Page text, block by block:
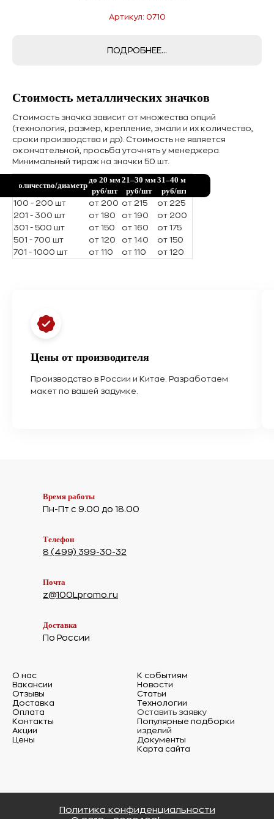
Артикул: 0710
ПОДРОБНЕЕ...
Стоимость металлических значков
Стоимость значка зависит от множества опций
(технология, размер, крепление, эмали и их количество,
сроки производства и др). Стоимость не является
окончательной, просьба уточнять у менеджера.
Минимальный тираж на значки 50 шт.
Количество/диаметр
до 20 мм
руб/шт
21–30 мм
руб/шт
31–40 мм
руб/шт
100 - 200 шт от 200 от 215
от 225
201 - 300 шт
от 180 от 190
от 200
301 - 500 шт
от 150 от 160
от 175
501 - 700 шт
от 120 от 140
от 150
701 - 1000 шт
от 110 от 110 от 120
Цены от производителя
Производство в России и Китае. Разработаем
макет по вашей задумке.
Время работы
Пн-Пт с 9.00 до 18.00
Телефон
8 (499) 399-30-32
Почта
z@100Lpromo.ru
Доставка
По России
О нас
Вакансии
Отзывы
Доставка
Оплата
Контакты
Акции
Цены
К событиям
Новости
Статьи
Технологии
Оставить заявку
Популярные подборки
изделий
Документы
Карта сайта
Политика конфиденциальности